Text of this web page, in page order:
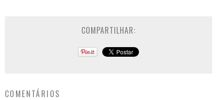
COMPARTILHAR:
COMENTÁRIOS